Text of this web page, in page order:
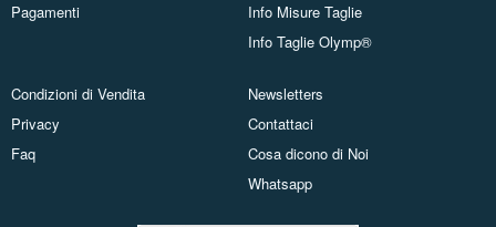
Pagamenti
Info Misure Taglie
Info Taglie Olymp®
Condizioni di Vendita
Privacy
Faq
Newsletters
Contattaci
Cosa dicono di Noi
Whatsapp